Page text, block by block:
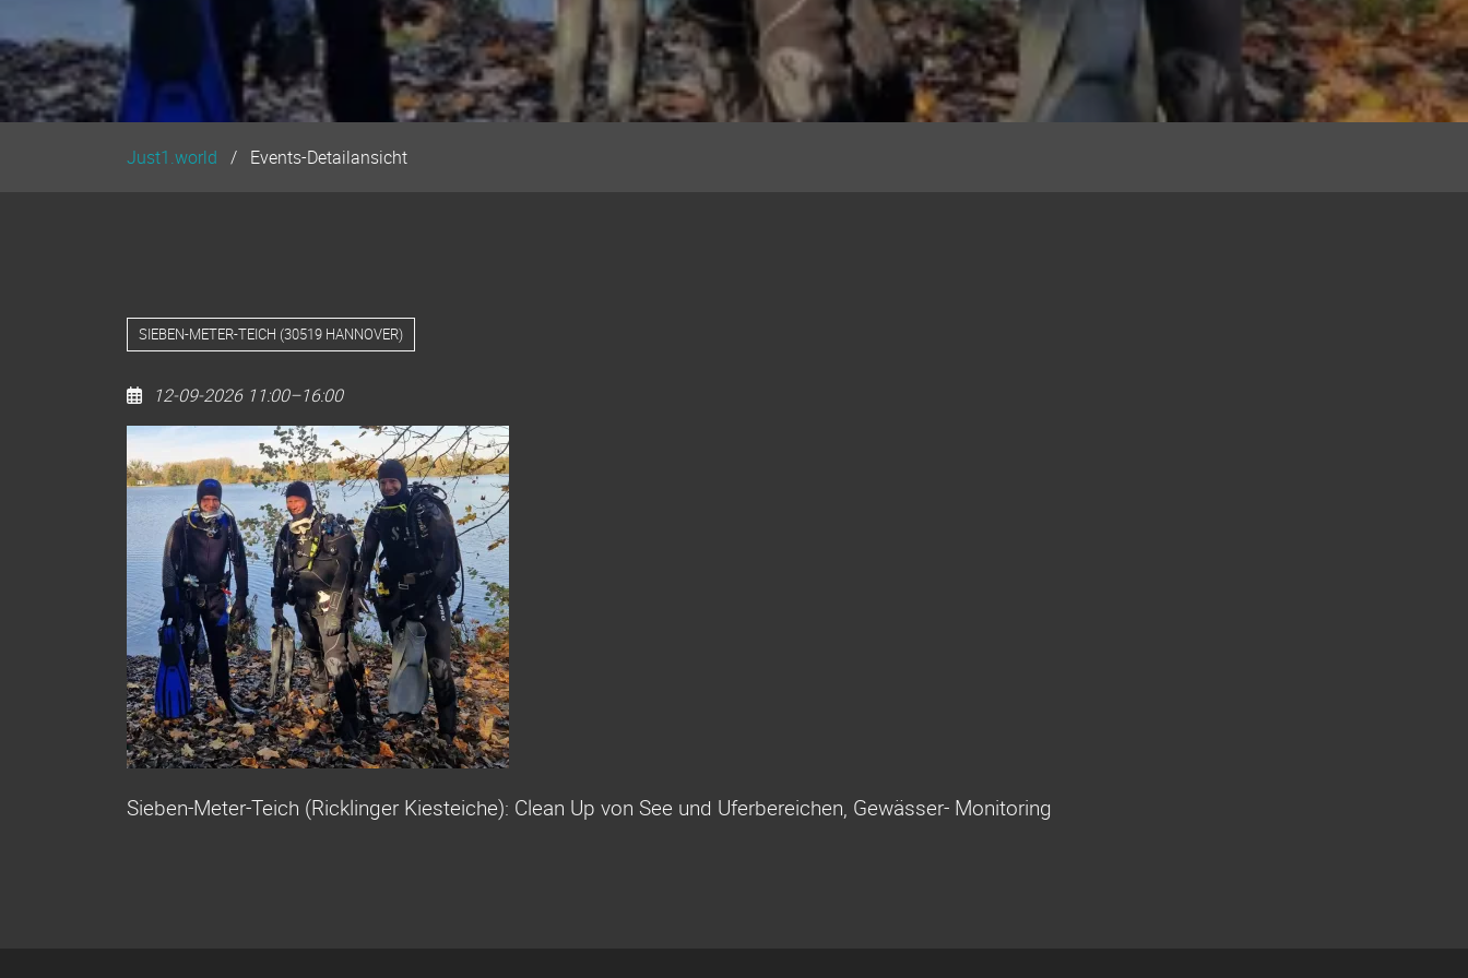
Just1.world Events-Detailansicht
SIEBEN-METER-TEICH (30519 HANNOVER)
12-09-2026 11:00–16:00
Dive
Clean
Up
Sieben-
Meter-
Teich
Sieben-Meter-Teich (Ricklinger Kiesteiche): Clean Up von See und Uferbereichen, Gewässer- Monitoring